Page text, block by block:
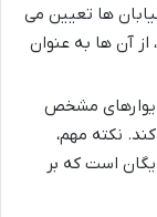
ها تعیین می
آن ها به عنوان
دیوارهای مشخص
نکته مهم،
است که بر